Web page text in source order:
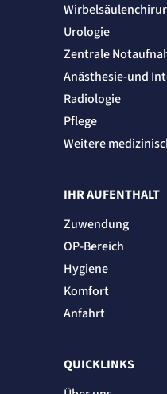
Urologie
Zentrale
Anästhesie-und
Radiologie
Pflege
Weitere
IHR AUFENTHALT
Zuwendung
OP-Bereich
Hygiene
Komfort
Anfahrt
QUICKLINKS